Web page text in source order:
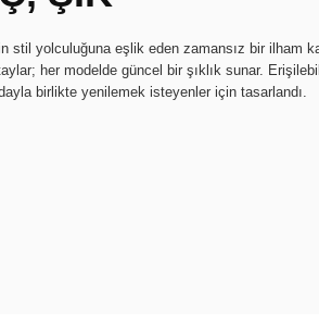
stil yolculuğuna eşlik eden zamansız bir ilham
her modelde güncel bir şıklık sunar.
birlikte yenilemek isteyenler için tasarlandı.